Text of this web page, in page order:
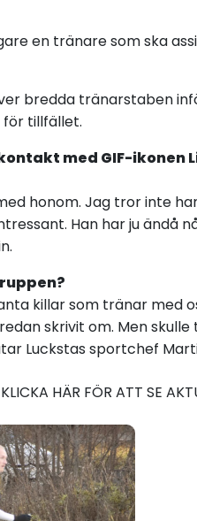
en tränare som ska
bredda tränarstaben
tillfället.
med GIF-ikonen
honom. Jag tror inte
Han har ju ändå
killar som tränar med
skrivit om. Men
Luckstas sportchef
KLICKA HÄR FÖR ATT SE